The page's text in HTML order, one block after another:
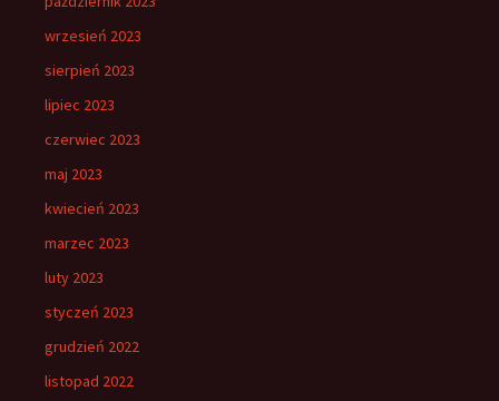
wrzesień 2023
sierpień 2023
lipiec 2023
czerwiec 2023
maj 2023
kwiecień 2023
marzec 2023
luty 2023
styczeń 2023
grudzień 2022
listopad 2022